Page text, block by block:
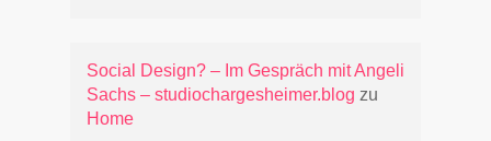
Social Design? – Im Gespräch mit Angeli
Sachs – studiochargesheimer.blog zu
Home